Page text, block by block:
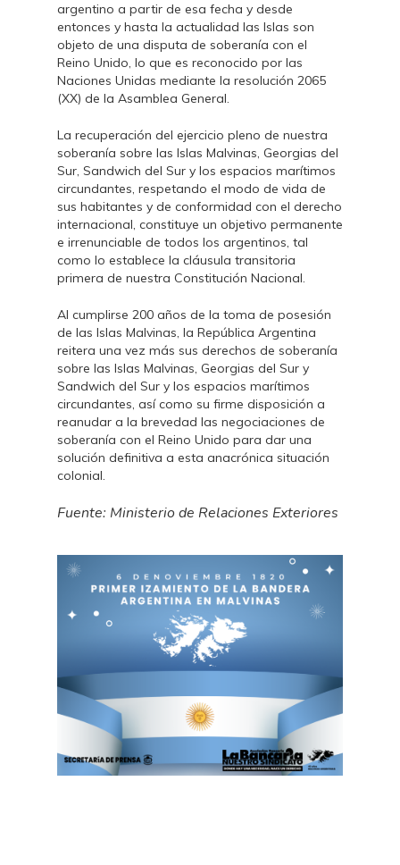
argentino a partir de esa fecha y desde
entonces y hasta la actualidad las Islas son
objeto de una disputa de soberanía con el
Reino Unido, lo que es reconocido por las
Naciones Unidas mediante la resolución 2065
(XX) de la Asamblea General.
La recuperación del ejercicio pleno de nuestra
soberanía sobre las Islas Malvinas, Georgias del
Sur, Sandwich del Sur y los espacios marítimos
circundantes, respetando el modo de vida de
sus habitantes y de conformidad con el derecho
internacional, constituye un objetivo permanente
e irrenunciable de todos los argentinos, tal
como lo establece la cláusula transitoria
primera de nuestra Constitución Nacional.
Al cumplirse 200 años de la toma de posesión
de las Islas Malvinas, la República Argentina
reitera una vez más sus derechos de soberanía
sobre las Islas Malvinas, Georgias del Sur y
Sandwich del Sur y los espacios marítimos
circundantes, así como su firme disposición a
reanudar a la brevedad las negociaciones de
soberanía con el Reino Unido para dar una
solución definitiva a esta anacrónica situación
colonial.
Fuente: Ministerio de Relaciones Exteriores